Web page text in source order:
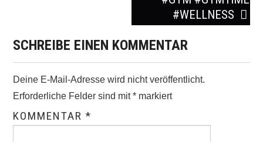
#WELLNESS
SCHREIBE EINEN KOMMENTAR
Deine E-Mail-Adresse wird nicht veröffentlicht.
Erforderliche Felder sind mit* markiert
KOMMENTAR*